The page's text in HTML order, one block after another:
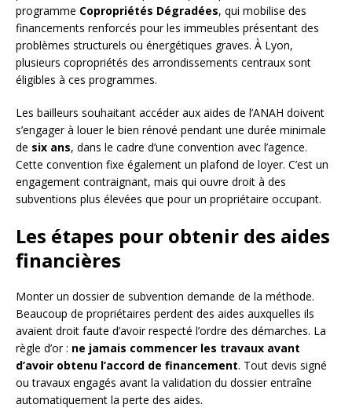
programme Copropriétés Dégradées, qui mobilise des
financements renforcés pour les immeubles présentant des
problèmes structurels ou énergétiques graves. À Lyon,
plusieurs copropriétés des arrondissements centraux sont
éligibles à ces programmes.
Les bailleurs souhaitant accéder aux aides de l’ANAH doivent
s’engager à louer le bien rénové pendant une durée minimale
de six ans, dans le cadre d’une convention avec l’agence.
Cette convention fixe également un plafond de loyer. C’est un
engagement contraignant, mais qui ouvre droit à des
subventions plus élevées que pour un propriétaire occupant.
Les étapes pour obtenir des aides
financières
Monter un dossier de subvention demande de la méthode.
Beaucoup de propriétaires perdent des aides auxquelles ils
avaient droit faute d’avoir respecté l’ordre des démarches. La
règle d’or : ne jamais commencer les travaux avant
d’avoir obtenu l’accord de financement. Tout devis signé
ou travaux engagés avant la validation du dossier entraîne
automatiquement la perte des aides.